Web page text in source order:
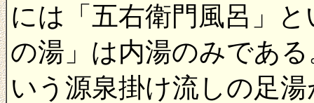
には「五右衛門風呂」
の湯」は内湯のみであ
いう源泉掛け流しの足